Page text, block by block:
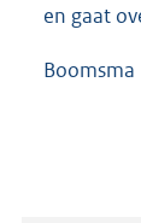
en gaat
Boomsma